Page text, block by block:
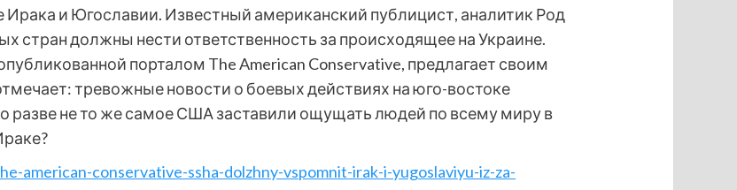
Ирака и Югославии. Известный американский публицист, аналитик Род
стран должны нести ответственность за происходящее на Украине.
порталом The American Conservative, предлагает своим
тревожные новости о боевых действиях на юго-востоке
разве не то же самое США заставили ощущать людей по всему миру в
american-conservative-ssha-dolzhny-vspomnit-irak-i-yugoslaviyu-iz-za-